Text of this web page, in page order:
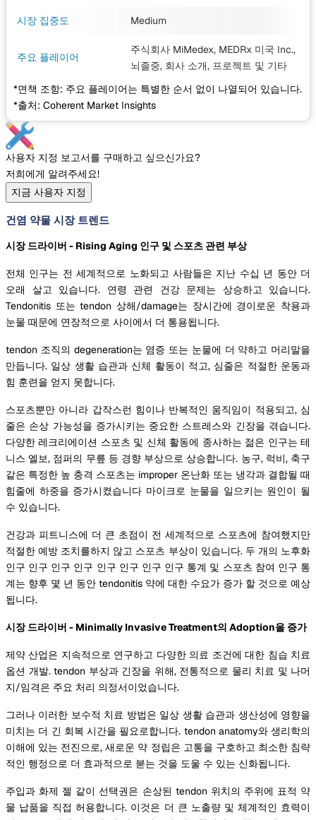
시장 집중도 Medium
주요 플레이어
주식회사 MiMedex, MEDRx 미국 Inc.,
뇌졸중, 회사 소개, 프로젝트 및 기타
*면책 조항: 주요 플레이어는 특별한 순서 없이 나열되어 있습니다.
*출처: Coherent Market Insights
사용자 지정 보고서를 구매하고 싶으신가요?
저희에게 알려주세요!
지금 사용자 지정
건염 약물 시장 트렌드
시장 드라이버 - Rising Aging 인구 및 스포츠 관련 부상
전체 인구는 전 세계적으로 노화되고 사람들은 지난 수십 년 동안 더
오래 살고 있습니다. 연령 관련 건강 문제는 상승하고 있습니다.
Tendonitis 또는 tendon 상해/damage는 장시간에 경이로운 착용과
눈물 때문에 연장적으로 사이에서 더 통용됩니다.
tendon 조직의 degeneration는 염증 또는 눈물에 더 약하고 머리말을
만듭니다. 일상 생활 습관과 신체 활동이 적고, 심줄은 적절한 운동과
힘 훈련을 얻지 못합니다.
스포츠뿐만 아니라 갑작스런 힘이나 반복적인 움직임이 적용되고, 심
줄은 손상 가능성을 증가시키는 중요한 스트레스와 긴장을 겪습니다.
다양한 레크리에이션 스포츠 및 신체 활동에 종사하는 젊은 인구는 테
니스 엘보, 점퍼의 무릎 등 경향 부상으로 상승합니다. 농구, 럭비, 축구
같은 특정한 높 충격 스포츠는 improper 온난화 또는 냉각과 결합될 때
힘줄에 하중을 증가시켰습니다 마이크로 눈물을 일으키는 원인이 될
수 있습니다.
건강과 피트니스에 더 큰 초점이 전 세계적으로 스포츠에 참여했지만
적절한 예방 조치를하지 않고 스포츠 부상이 있습니다. 두 개의 노후화
인구 인구 인구 인구 인구 인구 인구 인구 통계 및 스포츠 참여 인구 통
계는 향후 몇 년 동안 tendonitis 약에 대한 수요가 증가 할 것으로 예상
됩니다.
시장 드라이버 - Minimally Invasive Treatment의 Adoption을 증가
제약 산업은 지속적으로 연구하고 다양한 의료 조건에 대한 침습 치료
옵션 개발. tendon 부상과 긴장을 위해, 전통적으로 물리 치료 및 나머
지/임격은 주요 처리 의정서이었습니다.
그러나 이러한 보수적 치료 방법은 일상 생활 습관과 생산성에 영향을
미치는 더 긴 회복 시간을 필요로합니다. tendon anatomy와 생리학의
이해에 있는 전진으로, 새로운 약 정립은 고통을 구호하고 최소한 침략
적인 행정으로 더 효과적으로 붇는 것을 도울 수 있는 신화됩니다.
주입과 화제 젤 같이 선택권은 손상된 tendon 위치의 주위에 표적 약
물 납품을 직접 허용합니다. 이것은 더 큰 노출량 및 체계적인 효력이